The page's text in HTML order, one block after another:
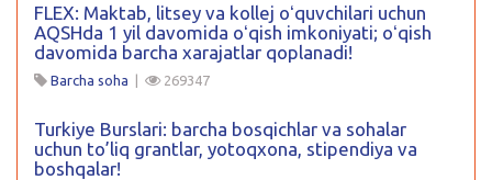
FLEX: Maktab, litsey va kollej oʻquvchilari uchun
AQSHda 1 yil davomida oʻqish imkoniyati; oʻqish
davomida barcha xarajatlar qoplanadi!
Barcha soha | 269347
Turkiye Burslari: barcha bosqichlar va sohalar
uchun to’liq grantlar, yotoqxona, stipendiya va
boshqalar!